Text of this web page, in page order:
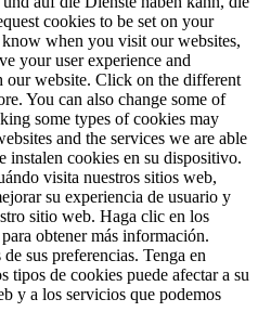
cookies to be set on your
when you visit our websites,
your user experience and
website. Click on the different
You can also change some of
some types of cookies may
and the services we are able
instalen cookies en su dispositivo.
visita nuestros sitios web,
su experiencia de usuario y
sitio web. Haga clic en los
obtener más información.
sus preferencias. Tenga en
tipos de cookies puede afectar a su
y a los servicios que podemos